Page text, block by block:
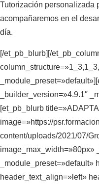
Tutorización personalizada
acompañaremos en el
día.
[/et_pb_blurb][/
_builder_version=»4.9.1″
[et_pb_blurb
image=»https://
content/uploads/2021/07/
image_max_width=»80px»
_module_preset=»default»
header_text_align=»left»